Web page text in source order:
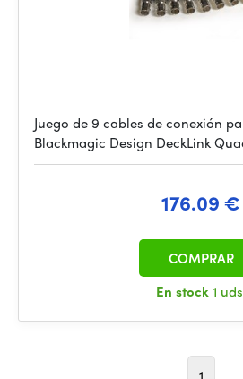
Juego de 9 cables de conexión
Blackmagic Design DeckLink
176.09 €
En stock1
COMPRAR